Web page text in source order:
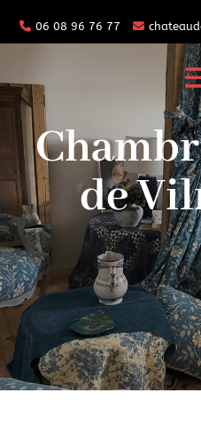
06 08 96 76 77
de